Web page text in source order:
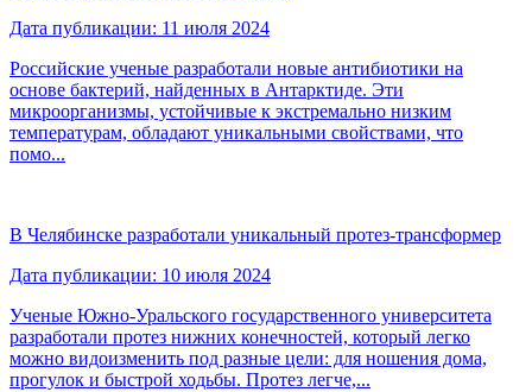
Дата публикации: 11 июля 2024
Российские ученые разработали новые антибиотики на
основе бактерий, найденных в Антарктиде. Эти
микроорганизмы, устойчивые к экстремально низким
температурам, обладают уникальными свойствами, что
помо...
В Челябинске разработали уникальный протез-трансформер
Дата публикации: 10 июля 2024
Ученые Южно-Уральского государственного университета
разработали протез нижних конечностей, который легко
можно видоизменить под разные цели: для ношения дома,
прогулок и быстрой ходьбы. Протез легче,...